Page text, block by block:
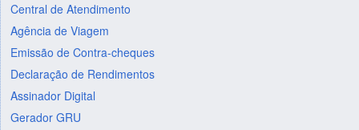
Central de Atendimento
Agência de Viagem
Emissão de Contra-cheques
Declaração de Rendimentos
Assinador Digital
Gerador GRU